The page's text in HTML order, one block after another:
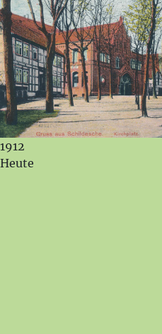
1912
Heute